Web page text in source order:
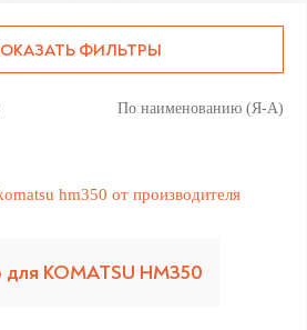
ФИЛЬТРЫ
По наименованию (Я-А)
KOMATSU HM350